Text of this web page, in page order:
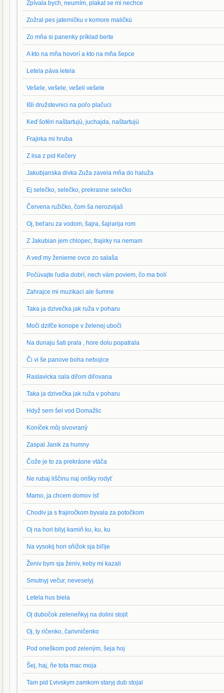
Zpívala bych, neumím, plakat se mi nechce
Zožral pes jaterničku v komore maličkú
Zo mňa si panenky príklad berte
A kto na mňa hovorí a kto na mňa šepce
Letela páva letela
Vešele, vešele, vešeli vešele
Išli družstevnici na poľo plačuci
Keď šoféri naštartujú, juchajda, naštartujú
Frajirka mi hruba
Z lisa z pid Kečery
Jakubjanska divka Zuža zavela mňa do haluža
Ej selečko, selečko, prekrasne selečko
Červena ružičko, čom ša nerozvijaš
Oj, beťaru za vodom, šajra, šajrarija rom
Z Jakubian jem chlopec, frajirky na nemam
A veď my ženieme ovce zo salaša
Počúvajte ľudia dobrí, nech vám poviem, čo ma bolí
Zahrajce mi muzikaci ale šumne
Taka ja dzivečka jak ruža v poharu
Moči dzifče konope v želenej uboči
Na dunaju šati prala , hore dolu popatrala
Či vi še panove boha nebojice
Raslavicka sala diľom diľovana
Taka ja dzivečka jak ruža v poharu
Hdyž sem šel vod Domažlic
Koníček môj sivovraný
Zaspal Janik za humny
Čože je to za prekrásne vtáča
Ne rubaj liščinu naj orišky rodyť
Mamo, ja chcem domov ísť
Chodiv ja s frajiročkom byvala za potočkom
Oj na hori bilyj kamiň ku, ku, ku
Na vysokij hori sňižok sja biľije
Ženiv bym sja ženiv, keby mi kazali
Smutnyj večur, neveselyj
Letela hus biela
Oj dubočok zeleneňkyj na dolini stojit
Oj, ty ričenko, čarivničenko
Pod orieškom pod zeleným, šeja hoj
Šej, haj, ňe tota mac moja
Tam pid Ľvivskym zamkom staryj dub stojal